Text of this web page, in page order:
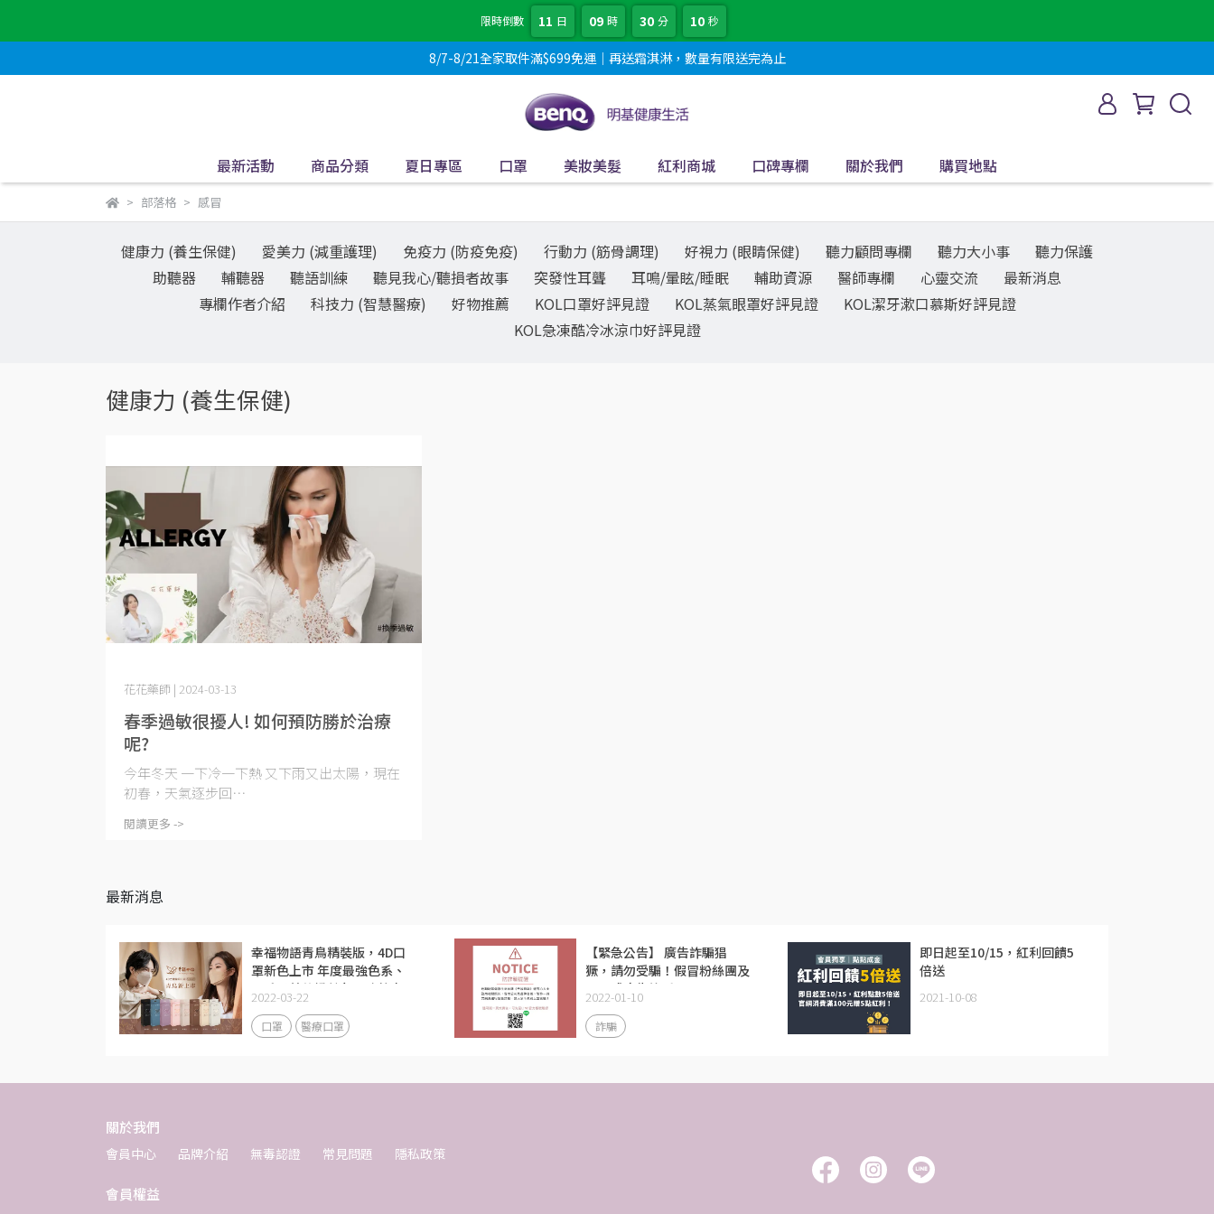
限時倒數 11 日 09 時 30 分 10 秒
8/7-8/21全家取件滿$699免運｜再送霜淇淋，數量有限送完為止
最新活動 商品分類 夏日專區 口罩 美妝美髮 紅利商城 口碑專欄 關於我們 購買地點
部落格 感冒
健康力 (養生保健) 愛美力 (減重護理) 免疫力 (防疫免疫) 行動力 (筋骨調理) 好視力 (眼睛保健) 聽力顧問專欄 聽力大小事
聽力保護
助聽器
輔聽器 聽語訓練 聽見我心/聽損者故事 突發性耳聾 耳鳴/暈眩/睡眠 輔助資源 醫師專欄 心靈交流
最新消息
專欄作者介紹
科技力 (智慧醫療) 好物推薦 KOL口罩好評見證 KOL蒸氣眼罩好評見證
KOL潔牙漱口慕斯好評見證
KOL急凍酷冷冰涼巾好評見證
健康力 (養生保健)
春季過敏很擾人! 如何預防勝於治療
呢?
花花藥師 | 2024-03-13
今年冬天 一下冷一下熱 又下雨又出太陽，現在
初春，天氣逐步回⋯
閱讀更多 ->
最新消息
幸福物語青鳥精裝版，4D口
罩新色上市 年度最強色系、
日系柔美的奶茶色，強勢來
襲！
2022-03-22
口罩 醫療口罩
【緊急公告】 廣告詐騙猖
獗，請勿受騙！假冒粉絲團及
一頁式廣告詐騙！
2022-01-10
詐騙
即日起至10/15，紅利回饋5
倍送
2021-10-08
關於我們
會員中心 品牌介紹 無毒認證 常見問題 隱私政策
會員權益